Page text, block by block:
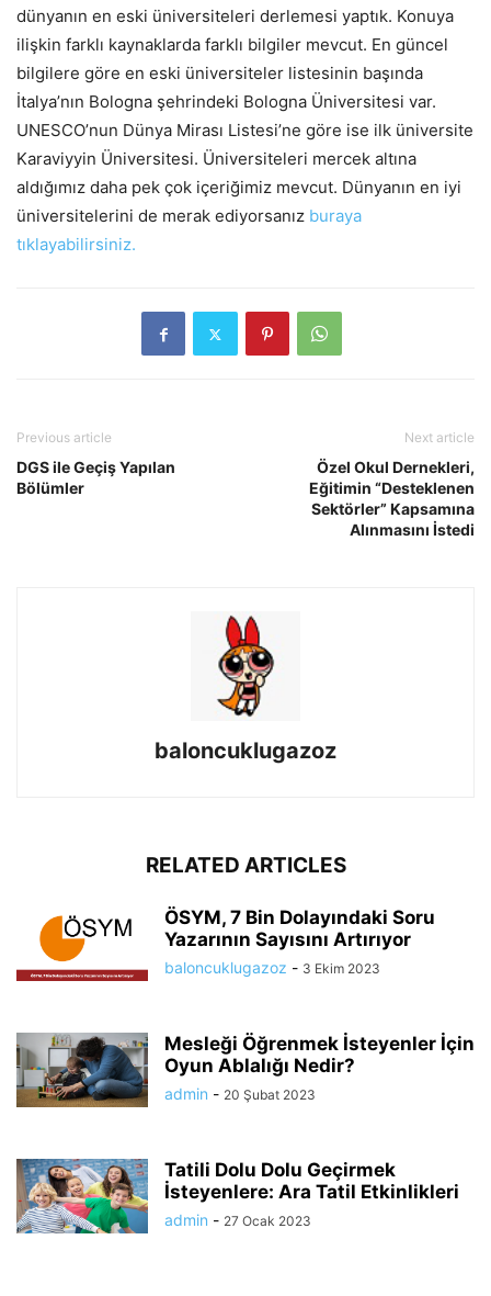
dünyanın en eski üniversiteleri derlemesi yaptık. Konuya
ilişkin farklı kaynaklarda farklı bilgiler mevcut. En güncel
bilgilere göre en eski üniversiteler listesinin başında
İtalya’nın Bologna şehrindeki Bologna Üniversitesi var.
UNESCO’nun Dünya Mirası Listesi’ne göre ise ilk üniversite
Karaviyyin Üniversitesi. Üniversiteleri mercek altına
aldığımız daha pek çok içeriğimiz mevcut. Dünyanın en iyi
üniversitelerini de merak ediyorsanız buraya
tıklayabilirsiniz.
Previous article
DGS ile Geçiş Yapılan
Bölümler
Next article
Özel Okul Dernekleri,
Eğitimin “Desteklenen
Sektörler” Kapsamına
Alınmasını İstedi
baloncuklugazoz
RELATED ARTICLES
ÖSYM, 7 Bin Dolayındaki Soru
Yazarının Sayısını Artırıyor
baloncuklugazoz - 3 Ekim 2023
Mesleği Öğrenmek İsteyenler İçin
Oyun Ablalığı Nedir?
admin - 20 Şubat 2023
Tatili Dolu Dolu Geçirmek
İsteyenlere: Ara Tatil Etkinlikleri
admin - 27 Ocak 2023